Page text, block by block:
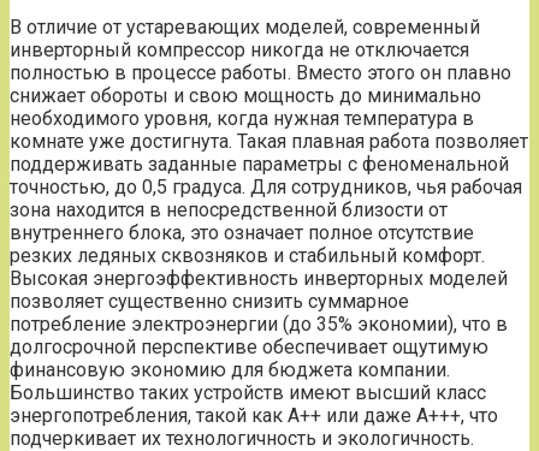
В отличие от устаревающих моделей, современный
инверторный компрессор никогда не отключается
полностью в процессе работы. Вместо этого он плавно
снижает обороты и свою мощность до минимально
необходимого уровня, когда нужная температура в
комнате уже достигнута. Такая плавная работа позволяет
поддерживать заданные параметры с феноменальной
точностью, до 0,5 градуса. Для сотрудников, чья рабочая
зона находится в непосредственной близости от
внутреннего блока, это означает полное отсутствие
резких ледяных сквозняков и стабильный комфорт.
Высокая энергоэффективность инверторных моделей
позволяет существенно снизить суммарное
потребление электроэнергии (до 35% экономии), что в
долгосрочной перспективе обеспечивает ощутимую
финансовую экономию для бюджета компании.
Большинство таких устройств имеют высший класс
энергопотребления, такой как A++ или даже A+++, что
подчеркивает их технологичность и экологичность.